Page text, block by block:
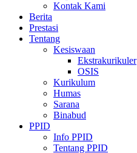
Kontak Kami
Berita
Prestasi
Tentang
Kesiswaan
Ekstrakurikuler
OSIS
Kurikulum
Humas
Sarana
Binabud
PPID
Info PPID
Tentang PPID